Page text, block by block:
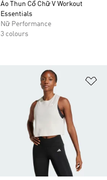
Áo Thun Cổ Chữ V Workout
Essentials
Nữ Performance
3 colours